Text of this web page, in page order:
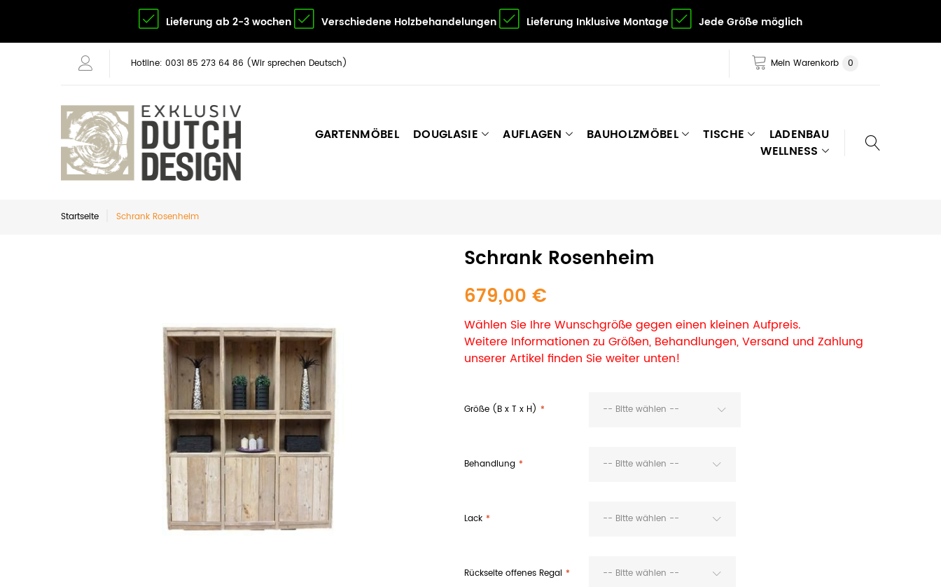
Lieferung ab 2-3 wochen Verschiedene Holzbehandelungen Lieferung Inklusive Montage Jede Größe möglich
Hotline: 0031 85 273 64 86 (Wir sprechen Deutsch) Mein Warenkorb 0
GARTENMÖBEL DOUGLASIE AUFLAGEN BAUHOLZMÖBEL TISCHE
LADENBAU
WELLNESS
Startseite Schrank Rosenheim
Schrank Rosenheim
679,00 €
Wählen Sie Ihre Wunschgröße gegen einen kleinen Aufpreis.
Weitere Informationen zu Größen, Behandlungen, Versand und Zahlung
unserer Artikel finden Sie weiter unten!
Größe (B x T x H) -- Bitte wählen --
Behandlung -- Bitte wählen --
Lack -- Bitte wählen --
Rückseite offenes Regal -- Bitte wählen --